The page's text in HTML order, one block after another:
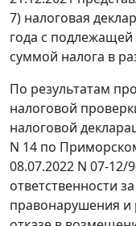
7) налоговая
года с
суммой налога в
По результатам
налоговой
налоговой
N 14 по
08.07.2022 N 07-12/
ответственности
правонарушения и